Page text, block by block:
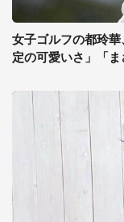
女子ゴルフの都玲
定の可愛いさ」「